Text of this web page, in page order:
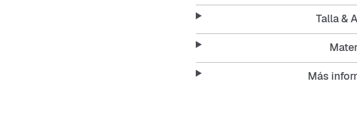
chaqueta combina funcionalidad y
Features:
Talla &
Más